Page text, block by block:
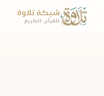
شبكة تلاوة
للقرآن الكريم